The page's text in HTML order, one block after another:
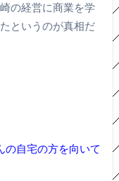
の経営に商業を学
というのが真相だ
の自宅の方を向いて